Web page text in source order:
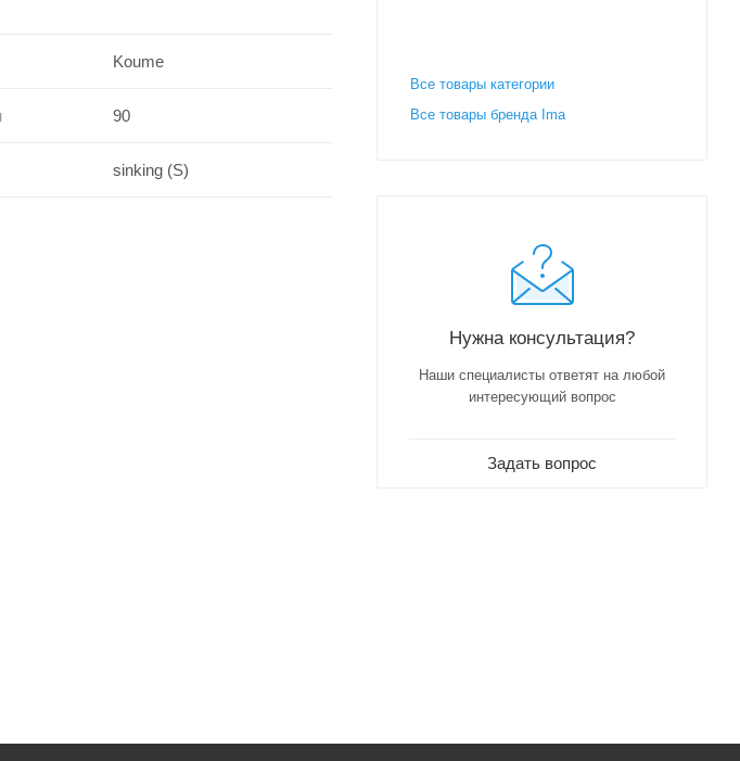
Koume
90
sinking (S)
Все товары категории
Все товары бренда Ima
Нужна консультация?
Наши специалисты ответят на любой
интересующий вопрос
Задать вопрос